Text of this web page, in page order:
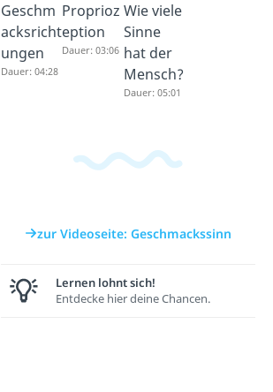
Geschm
acksricht
ungen
Dauer: 04:28
Proprioz
eption
Dauer: 03:06
Wie viele
Sinne
hat der
Mensch?
Dauer: 05:01
zur Videoseite: Geschmackssinn
Lernen lohnt sich!
Entdecke hier deine Chancen.